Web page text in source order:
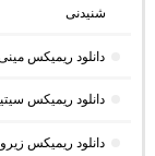
شنیدنی
دانلود ریمیکس مینی کست 7 از
دانلود ریمیکس
دانلود ریمیکس